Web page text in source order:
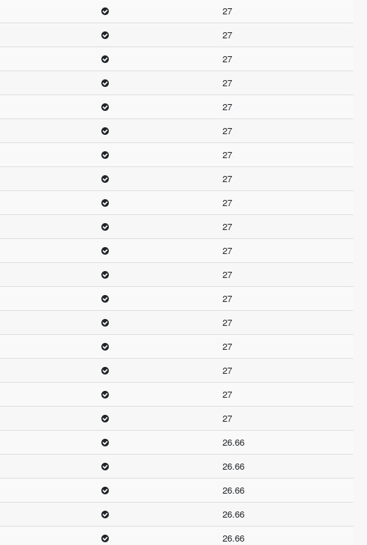
27
27
27
27
27
27
27
27
27
27
27
27
27
27
27
27
27
27
26.66
26.66
26.66
26.66
26.66